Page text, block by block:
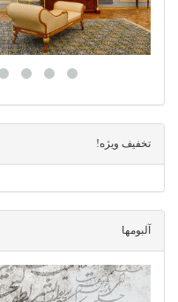
تخفیف ویژه!
آلبومها